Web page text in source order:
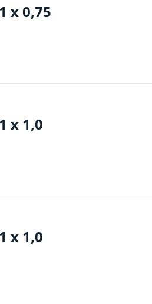
x 0,75
x 1,0
x 1,0